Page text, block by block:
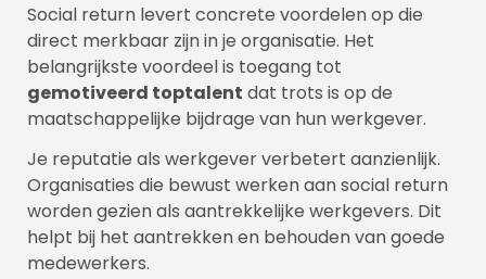
Social return levert concrete voordelen op die
direct merkbaar zijn in je organisatie. Het
belangrijkste voordeel is toegang tot
gemotiveerd toptalent dat trots is op de
maatschappelijke bijdrage van hun werkgever.
Je reputatie als werkgever verbetert aanzienlijk.
Organisaties die bewust werken aan social return
worden gezien als aantrekkelijke werkgevers. Dit
helpt bij het aantrekken en behouden van goede
medewerkers.